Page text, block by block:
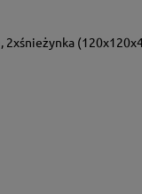
2xśnieżynka